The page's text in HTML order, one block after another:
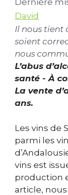
Dernière
David
Il nous tient
soient
nous
L’abus
santé - À
La vente
ans.
Les vins de
parmi les
vins est
production
article,